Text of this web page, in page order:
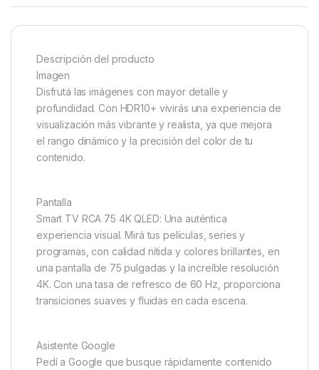
Descripción del producto
Imagen
Disfrutá las imágenes con mayor detalle y
profundidad. Con HDR10+ vivirás una experiencia de
visualización más vibrante y realista, ya que mejora
el rango dinámico y la precisión del color de tu
contenido.
Pantalla
Smart TV RCA 75 4K QLED: Una auténtica
experiencia visual. Mirá tus películas, series y
programas, con calidad nítida y colores brillantes, en
una pantalla de 75 pulgadas y la increíble resolución
4K. Con una tasa de refresco de 60 Hz, proporciona
transiciones suaves y fluidas en cada escena.
Asistente Google
Pedí a Google que busque rápidamente contenido